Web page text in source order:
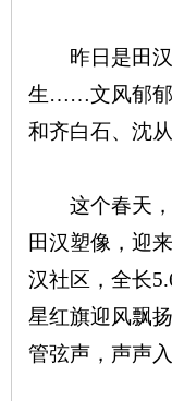
昨日是田汉
生……文风郁郁
和齐白石、沈
这个春天，
田汉塑像，迎
汉社区，全长
星红旗迎风飘
管弦声，声声